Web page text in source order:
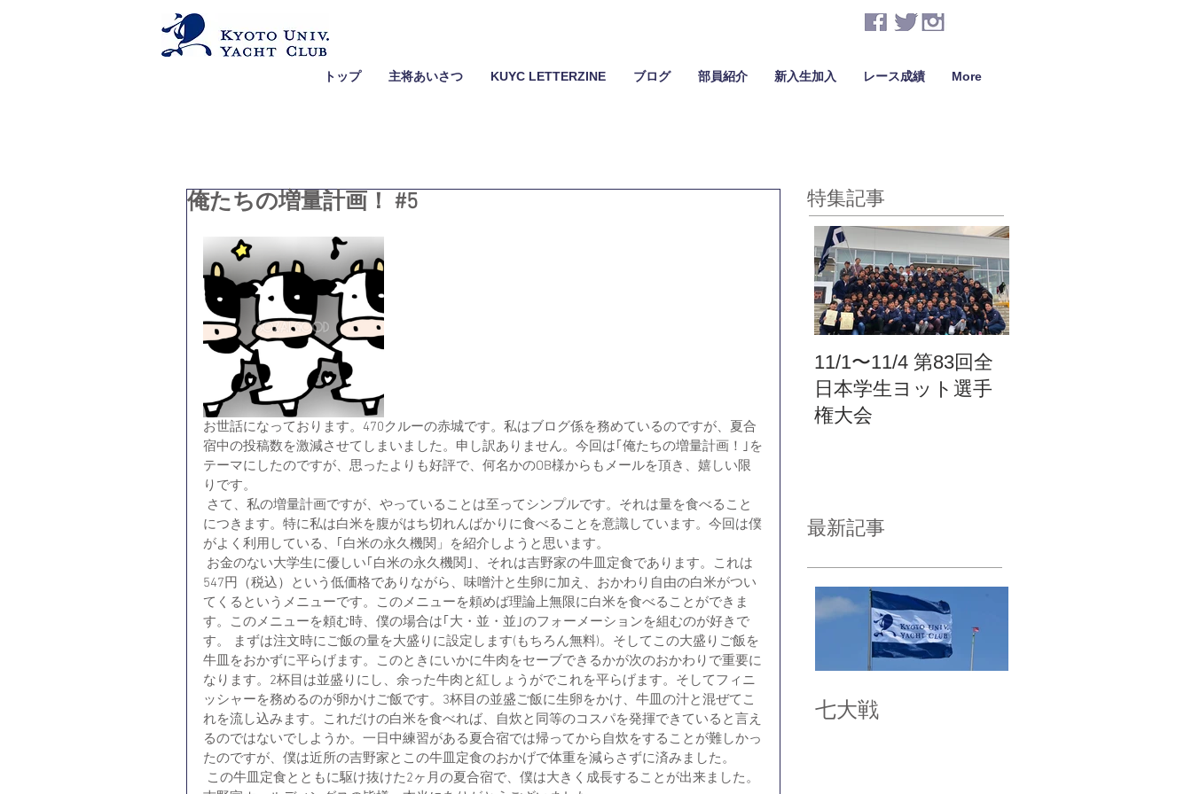
トップ 主将あいさつ KUYC LETTERZINE ブログ 部員紹介 新入生加入 レース成績 More
俺たちの増量計画！ #5
お世話になっております。470クルーの赤城です。私はブログ係を務めているのですが、夏合
宿中の投稿数を激減させてしまいました。申し訳ありません。今回は｢俺たちの増量計画！｣を
テーマにしたのですが、思ったよりも好評で、何名かのOB様からもメールを頂き、嬉しい限
りです。
につきます。特に私は白米を腹がはち切れんばかりに食べることを意識しています。今回は僕
がよく利用している、｢白米の永久機関」を紹介しようと思います。
547円（税込）という低価格でありながら、味噌汁と生卵に加え、おかわり自由の白米がつい
てくるというメニューです。このメニューを頼めば理論上無限に白米を食べることができま
す。このメニューを頼む時、僕の場合は｢大・並・並｣のフォーメーションを組むのが好きで
す。 まずは注文時にご飯の量を大盛りに設定します(もちろん無料)。そしてこの大盛りご飯を
牛皿をおかずに平らげます。このときにいかに牛肉をセーブできるかが次のおかわりで重要に
なります。2杯目は並盛りにし、余った牛肉と紅しょうがでこれを平らげます。そしてフィニ
ッシャーを務めるのが卵かけご飯です。3杯目の並盛ご飯に生卵をかけ、牛皿の汁と混ぜてこ
れを流し込みます。これだけの白米を食べれば、自炊と同等のコスパを発揮できていると言え
るのではないでしようか。一日中練習がある夏合宿では帰ってから自炊をすることが難しかっ
たのですが、僕は近所の吉野家とこの牛皿定食のおかげで体重を減らさずに済みました。
特集記事
11/1〜11/4 第83回全
日本学生ヨット選手
権大会
最新記事
七大戦